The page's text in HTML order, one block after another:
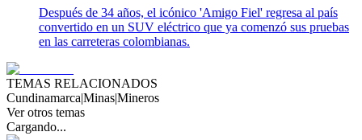
Después de 34 años, el icónico 'Amigo Fiel' regresa al país
convertido en un SUV eléctrico que ya comenzó sus pruebas
en las carreteras colombianas.
TEMAS RELACIONADOS
Cundinamarca|Minas|Mineros
Ver otros temas
Cargando...